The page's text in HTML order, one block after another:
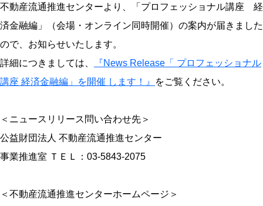
不動産流通推進センターより、「プロフェッショナル講座 経
済金融編」（会場・オンライン同時開催）の案内が届きました
ので、お知らせいたします。
詳細につきましては、
『News Release「 プロフェッショナル
講座 経済金融編」を開催 します！』
をご覧ください。
＜ニュースリリース問い合わせ先＞
公益財団法人 不動産流通推進センター
事業推進室 ＴＥＬ：03-5843-2075
＜不動産流通推進センターホームページ＞